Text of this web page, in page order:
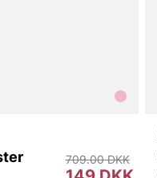
709.00 DKK